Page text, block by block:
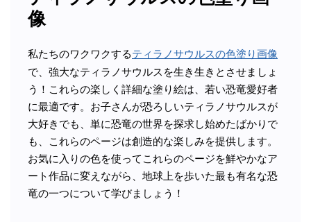
像
私たちのワクワクするティラノサウルスの色塗り画像
で、強大なティラノサウルスを生き生きとさせましょ
う！これらの楽しく詳細な塗り絵は、若い恐竜愛好者
に最適です。お子さんが恐ろしいティラノサウルスが
大好きでも、単に恐竜の世界を探求し始めたばかりで
も、これらのページは創造的な楽しみを提供します。
お気に入りの色を使ってこれらのページを鮮やかなア
ート作品に変えながら、地球上を歩いた最も有名な恐
竜の一つについて学びましょう！